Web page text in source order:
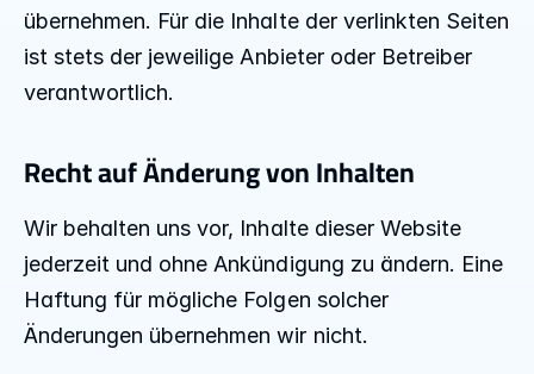
übernehmen. Für die Inhalte der verlinkten Seiten
ist stets der jeweilige Anbieter oder Betreiber
verantwortlich.
Recht auf Änderung von Inhalten
Wir behalten uns vor, Inhalte dieser Website
jederzeit und ohne Ankündigung zu ändern. Eine
Haftung für mögliche Folgen solcher
Änderungen übernehmen wir nicht.